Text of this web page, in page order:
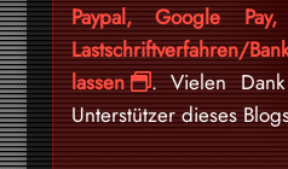
Paypal, Google
Lastschriftverfahren/
lassen
. Vielen
Unterstützer dieses